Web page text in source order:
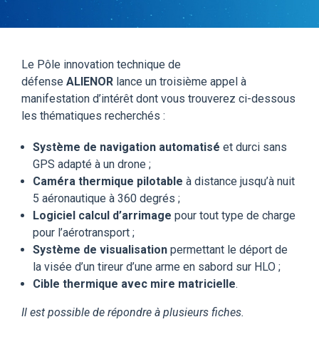
Le Pôle innovation technique de
défense ALIENOR lance un troisième appel à
manifestation d’intérêt dont vous trouverez ci-dessous
les thématiques recherchés :
Système de navigation automatisé et durci sans
GPS adapté à un drone ;
Caméra thermique pilotable à distance jusqu’à nuit
5 aéronautique à 360 degrés ;
Logiciel calcul d’arrimage pour tout type de charge
pour l’aérotransport ;
Système de visualisation permettant le déport de
la visée d’un tireur d’une arme en sabord sur HLO ;
Cible thermique avec mire matricielle.
Il est possible de répondre à plusieurs fiches.